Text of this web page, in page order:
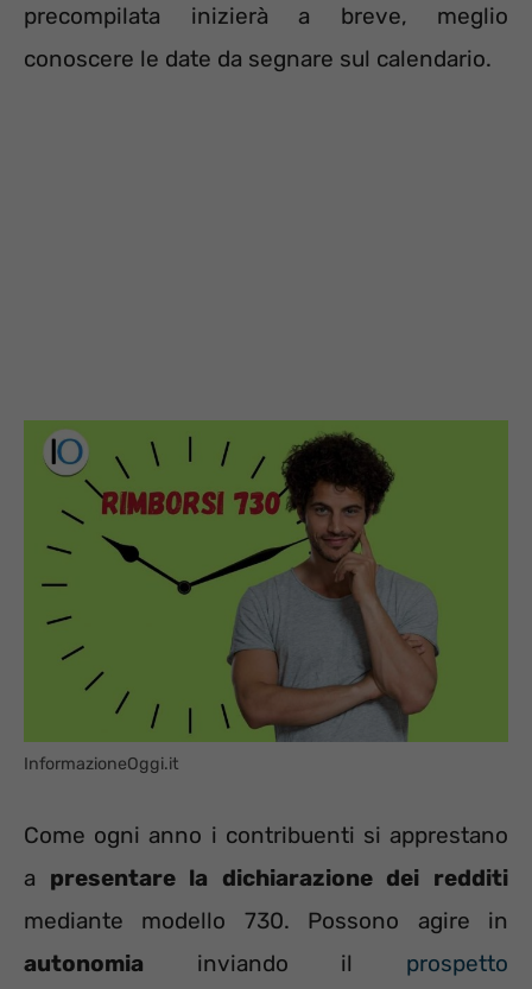
precompilata inizierà a breve, meglio
conoscere le date da segnare sul calendario.
InformazioneOggi.it
Come ogni anno i contribuenti si apprestano
a presentare la dichiarazione dei redditi
mediante modello 730. Possono agire in
autonomia inviando il prospetto